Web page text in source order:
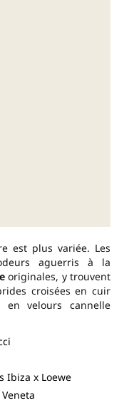
est plus variée. Les
aguerris à la
originales, y trouvent
croisées en cuir
velours cannelle
Ibiza x Loewe